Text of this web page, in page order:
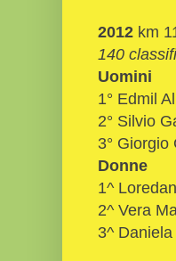
2012 km
140
Uomini
1° Edmil
2° Silvio
3°
Donne
1^
2^ Vera
3^